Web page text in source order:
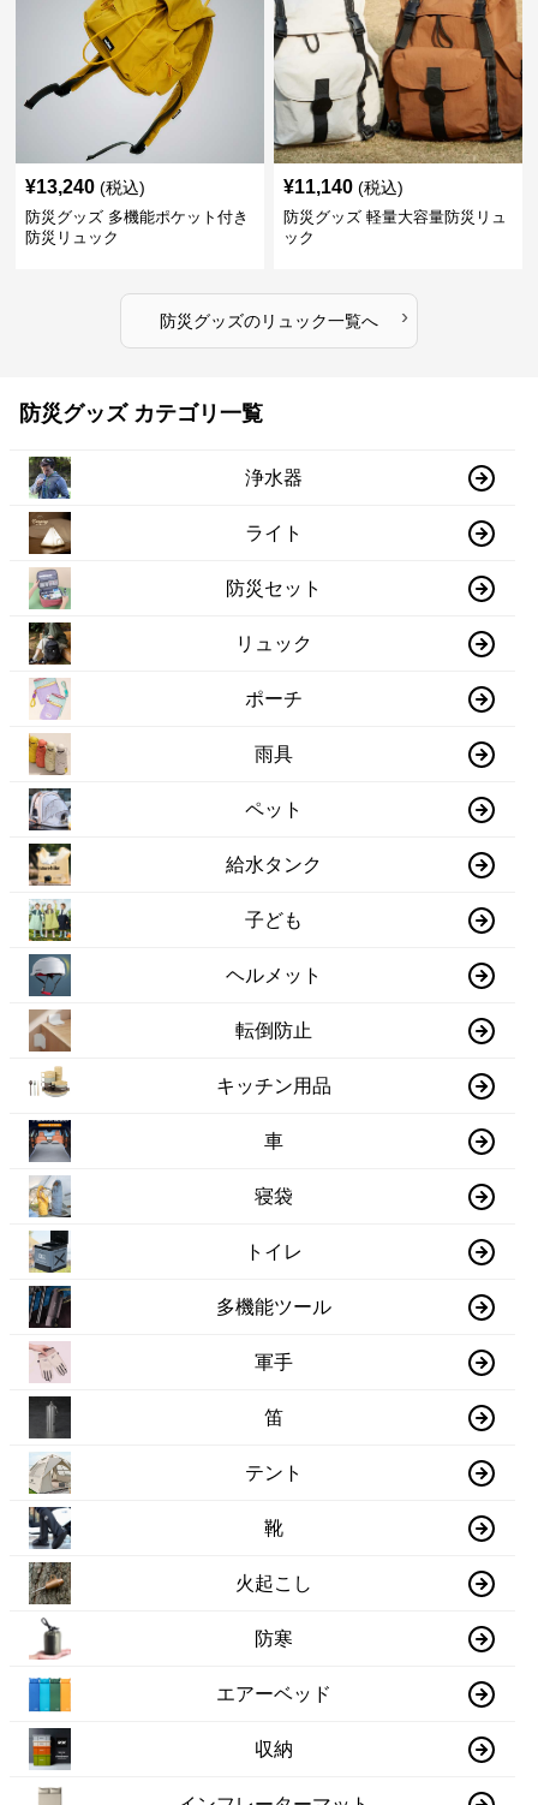
¥13,240 (税込)
防災グッズ 多機能ポケット付き
防災リュック
¥11,140 (税込)
防災グッズ 軽量大容量防災リュ
ック
防災グッズのリュック一覧へ ›
防災グッズ カテゴリ一覧
浄水器
ライト
防災セット
リュック
ポーチ
雨具
ペット
給水タンク
子ども
ヘルメット
転倒防止
キッチン用品
車
寝袋
トイレ
多機能ツール
軍手
笛
テント
靴
火起こし
防寒
エアーベッド
収納